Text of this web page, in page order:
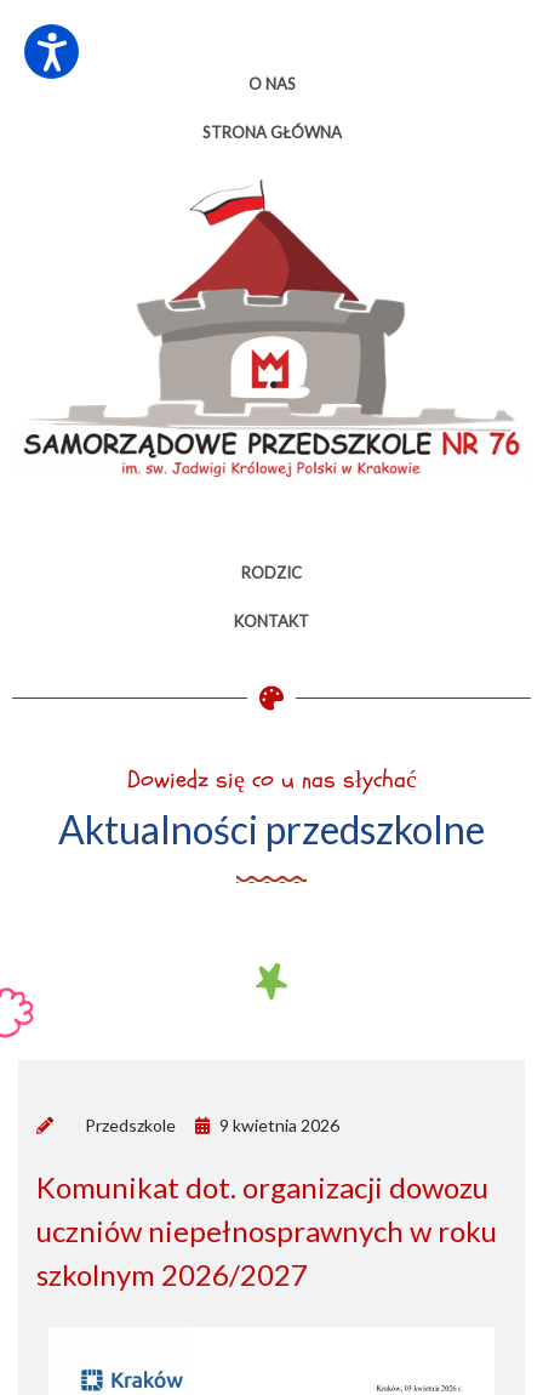
O NAS
STRONA GŁÓWNA
RODZIC
KONTAKT
Dowiedz się co u nas słychać
Aktualności przedszkolne
Przedszkole 9 kwietnia 2026
Komunikat dot. organizacji dowozu
uczniów niepełnosprawnych w roku
szkolnym 2026/2027